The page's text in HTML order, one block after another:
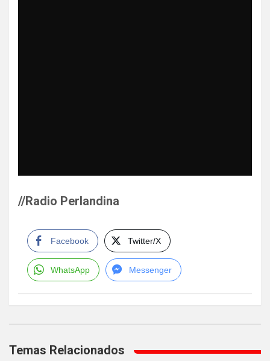
//Radio Perlandina
Facebook Twitter/X
WhatsApp Messenger
de
Temas Relacionados